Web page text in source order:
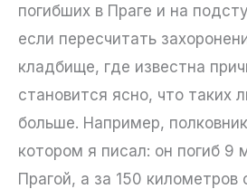
погибших в Праге и на
если пересчитать
кладбище, где известна
становится ясно, что таких
больше. Например,
котором я писал: он погиб 9
Прагой, а за 150 километров